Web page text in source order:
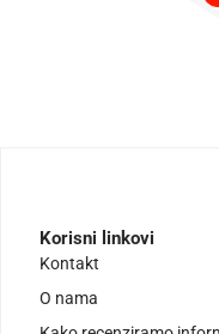
Korisni linkovi
Kontakt
O nama